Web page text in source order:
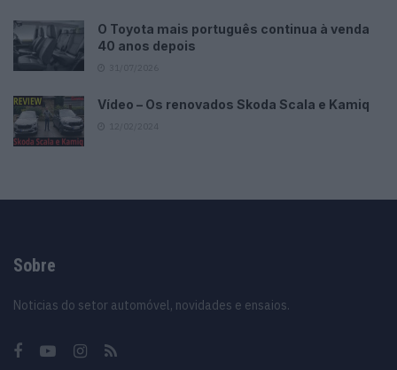
O Toyota mais português continua à venda
40 anos depois
Vídeo – Os renovados Skoda Scala e Kamiq
Sobre
Noticias do setor automóvel, novidades e ensaios.